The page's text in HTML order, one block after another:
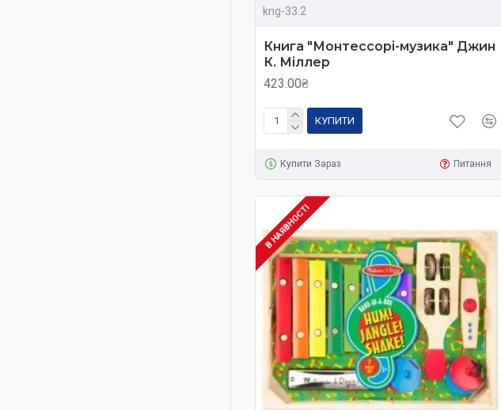
kng-33.2
Книга "Монтессорі-музика" Джин
К. Міллер
423.00₴
КУПИТИ
Купити Зараз Питання
В НАЯВНОСТІ